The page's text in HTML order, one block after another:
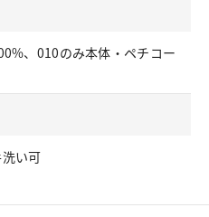
、010のみ本体・ペチコー
い可